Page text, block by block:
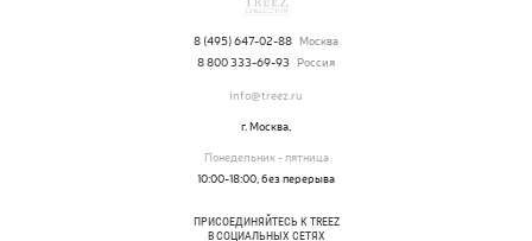
8 (495) 647-02-88 Москва
8 800 333-69-93
Россия
info@treez.ru
г. Москва,
Понедельник - пятница
10:00-18:00, без перерыва
ПРИСОЕДИНЯЙТЕСЬ К TREEZ
В СОЦИАЛЬНЫХ СЕТЯХ